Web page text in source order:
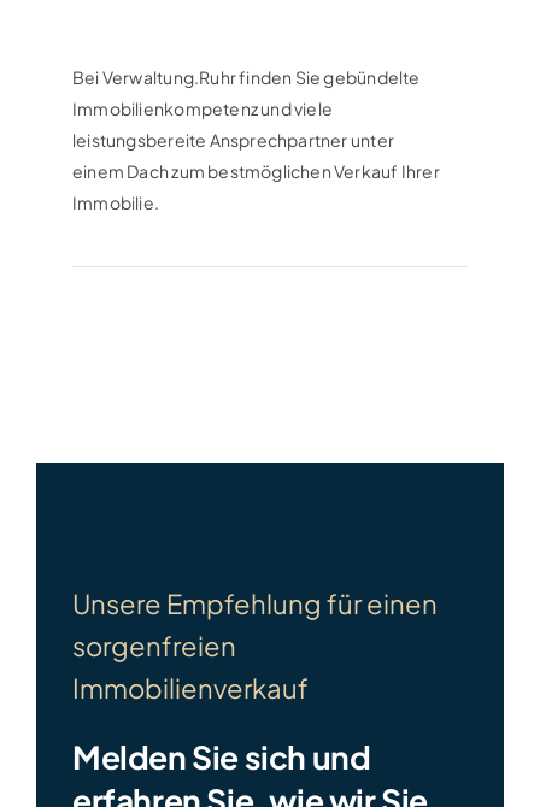
Bei Verwaltung.Ruhr finden Sie gebündelte
Immobilienkompetenz und viele
leistungsbereite Ansprechpartner unter
einem Dach zum bestmöglichen Verkauf Ihrer
Immobilie.
Unsere Empfehlung für einen
sorgenfreien
Immobilienverkauf
Melden Sie sich und